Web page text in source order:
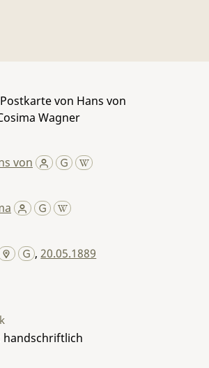
von Hans von
Wagner
von
,20.05.1889
handschriftlich